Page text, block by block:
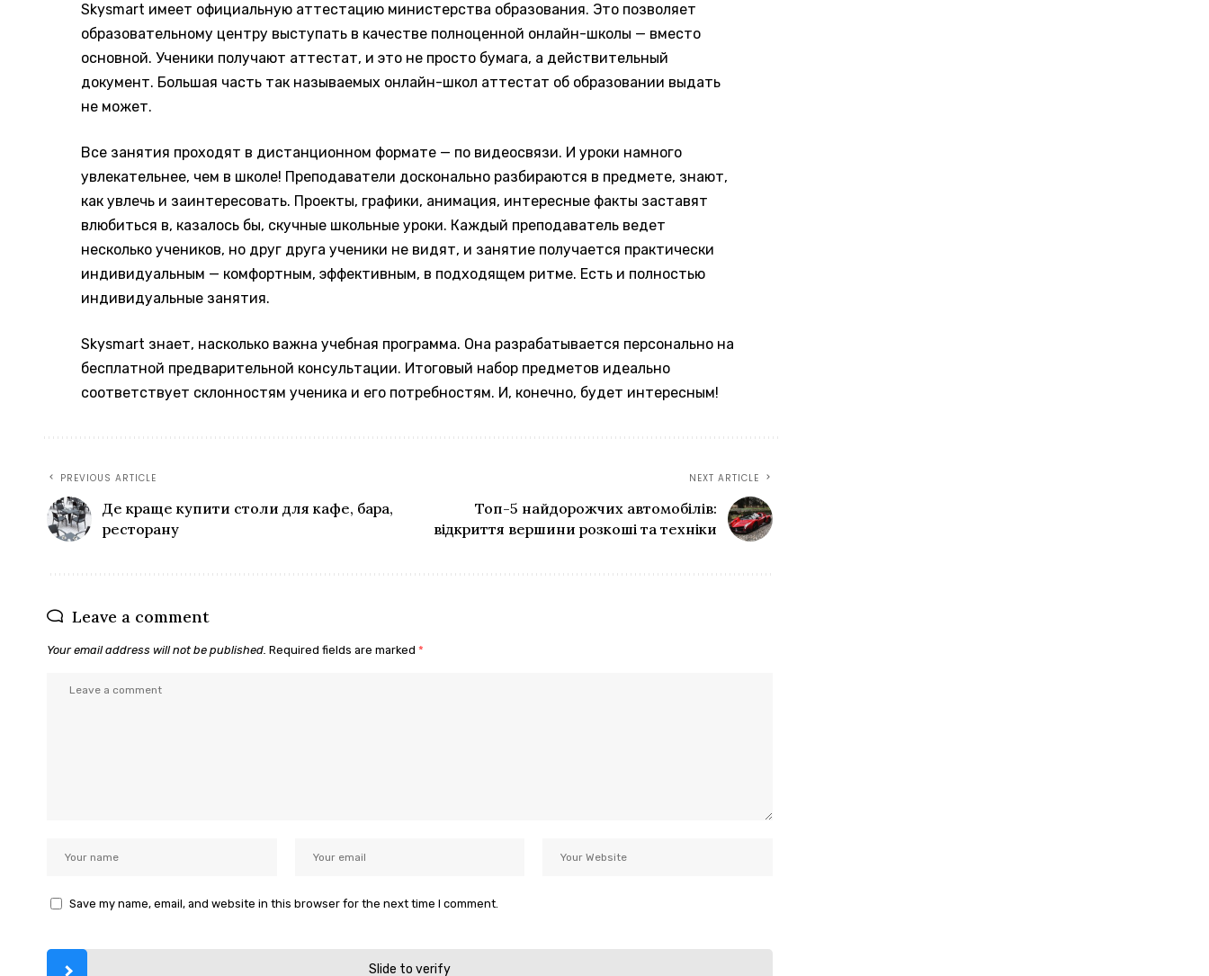
Skysmart имеет официальную аттестацию министерства образования. Это позволяет
образовательному центру выступать в качестве полноценной онлайн-школы — вместо
основной. Ученики получают аттестат, и это не просто бумага, а действительный
документ. Большая часть так называемых онлайн-школ аттестат об образовании выдать
не может.
Все занятия проходят в дистанционном формате — по видеосвязи. И уроки намного
увлекательнее, чем в школе! Преподаватели досконально разбираются в предмете, знают,
как увлечь и заинтересовать. Проекты, графики, анимация, интересные факты заставят
влюбиться в, казалось бы, скучные школьные уроки. Каждый преподаватель ведет
несколько учеников, но друг друга ученики не видят, и занятие получается практически
индивидуальным — комфортным, эффективным, в подходящем ритме. Есть и полностью
индивидуальные занятия.
Skysmart знает, насколько важна учебная программа. Она разрабатывается персонально на
бесплатной предварительной консультации. Итоговый набор предметов идеально
соответствует склонностям ученика и его потребностям. И, конечно, будет интересным!
PREVIOUS ARTICLE
Де краще купити столи для кафе, бара,
ресторану
NEXT ARTICLE
Топ-5 найдорожчих автомобілів:
відкриття вершини розкоші та техніки
Leave a comment
Your email address will not be published. Required fields are marked *
Save my name, email, and website in this browser for the next time I comment.
Slide to verify